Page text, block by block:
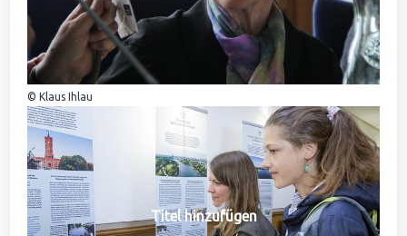
© Klaus Ihlau
Titel hinzufügen